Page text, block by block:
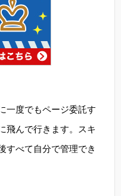
一度でもページ委託す
飛んで行きます。スキ
すべて自分で管理でき